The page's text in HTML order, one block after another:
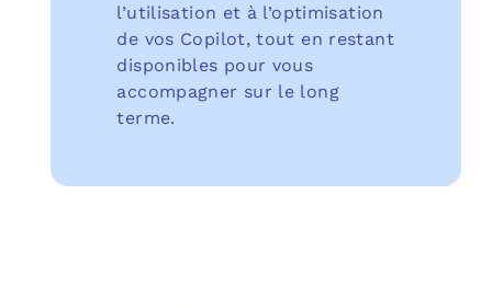
l’utilisation et à l’optimisation
de vos Copilot, tout en restant
disponibles pour vous
accompagner sur le long
terme.